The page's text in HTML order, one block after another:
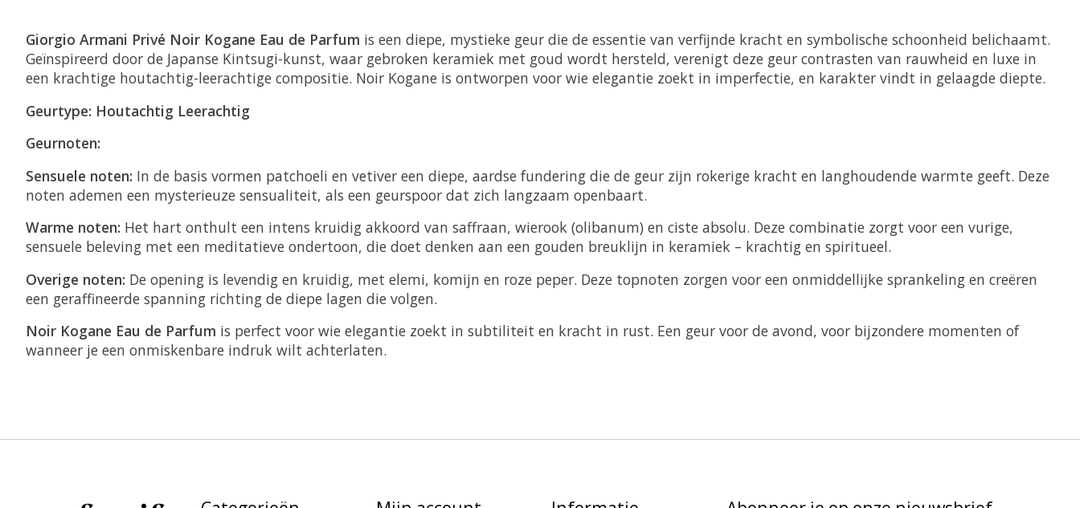
Giorgio Armani Privé Noir Kogane Eau de Parfum is een diepe, mystieke geur die de essentie van verfijnde kracht en symbolische schoonheid belichaamt.
Geïnspireerd door de Japanse Kintsugi-kunst, waar gebroken keramiek met goud wordt hersteld, verenigt deze geur contrasten van rauwheid en luxe in
een krachtige houtachtig-leerachtige compositie. Noir Kogane is ontworpen voor wie elegantie zoekt in imperfectie, en karakter vindt in gelaagde diepte.
Geurtype: Houtachtig Leerachtig
Geurnoten:
Sensuele noten: In de basis vormen patchoeli en vetiver een diepe, aardse fundering die de geur zijn rokerige kracht en langhoudende warmte geeft. Deze
noten ademen een mysterieuze sensualiteit, als een geurspoor dat zich langzaam openbaart.
Warme noten: Het hart onthult een intens kruidig akkoord van saffraan, wierook (olibanum) en ciste absolu. Deze combinatie zorgt voor een vurige,
sensuele beleving met een meditatieve ondertoon, die doet denken aan een gouden breuklijn in keramiek – krachtig en spiritueel.
Overige noten: De opening is levendig en kruidig, met elemi, komijn en roze peper. Deze topnoten zorgen voor een onmiddellijke sprankeling en creëren
een geraffineerde spanning richting de diepe lagen die volgen.
Noir Kogane Eau de Parfum is perfect voor wie elegantie zoekt in subtiliteit en kracht in rust. Een geur voor de avond, voor bijzondere momenten of
wanneer je een onmiskenbare indruk wilt achterlaten.